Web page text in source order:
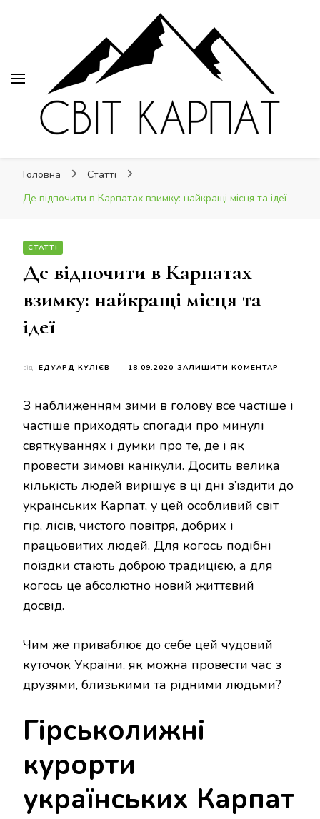
Світ Карпат
Головна
Статті
Де відпочити в Карпатах взимку: найкращі місця та ідеї
СТАТТІ
Де відпочити в Карпатах
взимку: найкращі місця та
ідеї
від ЕДУАРД КУЛІЄВ 18.09.2020 ЗАЛИШИТИ КОМЕНТАР
В
ТА
ІДЕЇ
З наближенням зими в голову все частіше і
частіше приходять спогади про минулі
святкуваннях і думки про те, де і як
провести зимові канікули. Досить велика
кількість людей вирішує в ці дні з’їздити до
українських Карпат, у цей особливий світ
гір, лісів, чистого повітря, добрих і
працьовитих людей. Для когось подібні
поїздки стають доброю традицією, а для
когось це абсолютно новий життєвий
досвід.
Чим же приваблює до себе цей чудовий
куточок України, як можна провести час з
друзями, близькими та рідними людьми?
Гірськолижні
курорти
українських Карпат